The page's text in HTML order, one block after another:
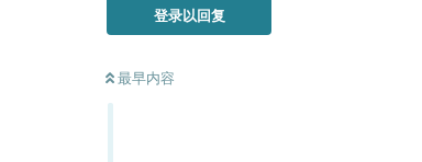
登录以回复
最早内容